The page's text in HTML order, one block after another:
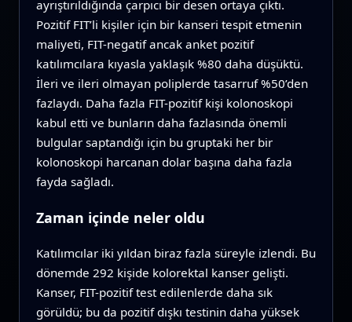
ayrıştırıldığında çarpıcı bir desen ortaya çıktı.
Pozitif FIT’li kişiler için bir kanseri tespit etmenin
maliyeti, FIT-negatif ancak anket pozitif
katılımcılara kıyasla yaklaşık %80 daha düşüktü.
İleri ve ileri olmayan poliplerde tasarruf %50’den
fazlaydı. Daha fazla FIT-pozitif kişi kolonoskopi
kabul etti ve bunların daha fazlasında önemli
bulgular saptandığı için bu gruptaki her bir
kolonoskopi harcanan dolar başına daha fazla
fayda sağladı.
Zaman içinde neler oldu
Katılımcılar iki yıldan biraz fazla süreyle izlendi. Bu
dönemde 292 kişide kolorektal kanser gelişti.
Kanser, FIT-pozitif test edilenlerde daha sık
görüldü; bu da pozitif dışkı testinin daha yüksek